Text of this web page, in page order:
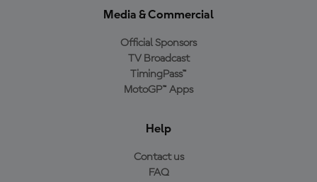
Media & Commercial
Official Sponsors
TV Broadcast
TimingPass™
MotoGP™ Apps
Help
Contact us
FAQ